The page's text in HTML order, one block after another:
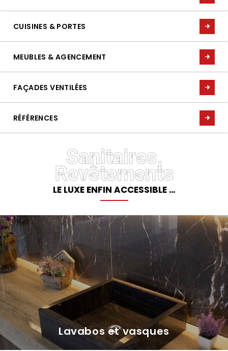
NOS SHOWROOMS
NOUS REJOINDRE
POLITIQUE QUALITÉ
CUISINES & PORTES
MEUBLES & AGENCEMENT
FAÇADES VENTILÉES
RÉFÉRENCES
Sanitaires,
Revêtements
LE LUXE ENFIN ACCESSIBLE …
Lavabos et vasques